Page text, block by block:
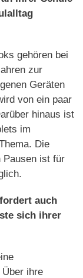
gehören bei
zur
Geräten
von ein paar
hinaus ist
im
Die
Pausen ist für
auch
sich ihrer
ihre